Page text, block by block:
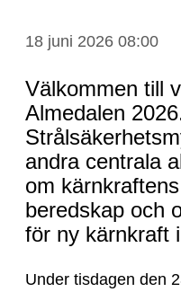
Almedalen
2026:
Kärnkraft
under
höjd
och
prövning
av
nya
reaktorer
18 juni 2026 08:00
Välkommen till
Almedalen
andra centrala
om
beredskap och
för ny kärnkraft
Under tisdagen den